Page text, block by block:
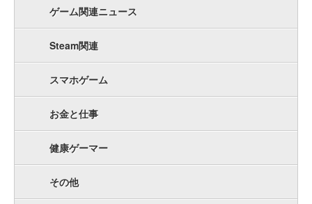
ゲーム関連ニュース
Steam関連
スマホゲーム
お金と仕事
健康ゲーマー
その他